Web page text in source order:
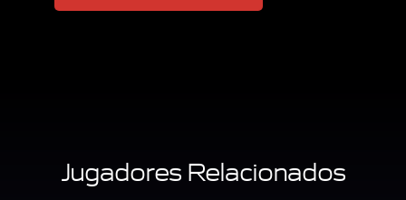
Jugadores Relacionados